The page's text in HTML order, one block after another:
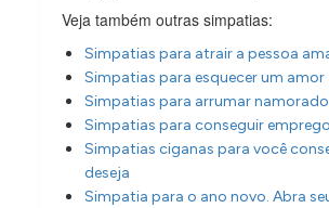
Veja também outras simpatias:
Simpatias para atrair a pessoa
Simpatias para esquecer um amor
Simpatias para arrumar namorado
Simpatias para conseguir emprego
Simpatias ciganas para você
deseja
Simpatia para o ano novo. Abra